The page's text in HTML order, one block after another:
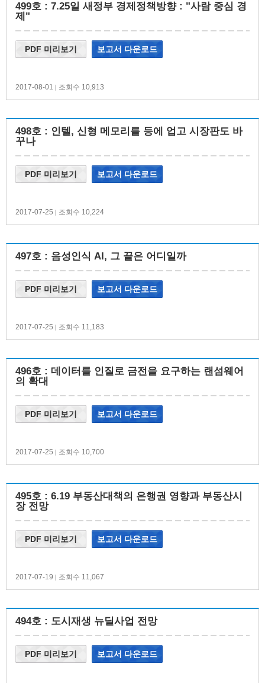
499호 : 7.25일 새정부 경제정책방향 : "사람 중심 경
제"
2017-08-01 | 조회수 10,913
PDF 미리보기 보고서 다운로드
498호 : 인텔, 신형 메모리를 등에 업고 시장판도 바
꾸나
2017-07-25 | 조회수 10,224
PDF 미리보기 보고서 다운로드
497호 : 음성인식 AI, 그 끝은 어디일까
2017-07-25 | 조회수 11,183
PDF 미리보기 보고서 다운로드
496호 : 데이터를 인질로 금전을 요구하는 랜섬웨어
의 확대
2017-07-25 | 조회수 10,700
PDF 미리보기 보고서 다운로드
495호 : 6.19 부동산대책의 은행권 영향과 부동산시
장 전망
2017-07-19 | 조회수 11,067
PDF 미리보기 보고서 다운로드
494호 : 도시재생 뉴딜사업 전망
PDF 미리보기 보고서 다운로드